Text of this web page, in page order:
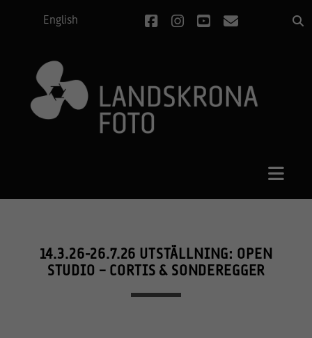
English facebook
instagram
youtube
e-
14.3.26-26.7.26 UTSTÄLLNING: OPEN
STUDIO – CORTIS & SONDEREGGER